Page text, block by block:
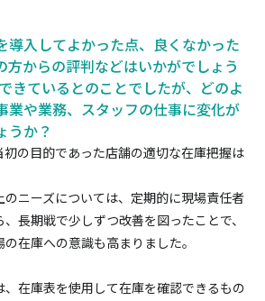
導入してよかった点、良くなかった
方からの評判などはいかがでしょう
きているとのことでしたが、どのよ
業や業務、スタッフの仕事に変化が
うか？
初の目的であった店舗の適切な在庫把握は
ニーズについては、定期的に現場責任者
長期戦で少しずつ改善を図ったことで、
在庫への意識も高まりました。
在庫表を使用して在庫を確認できるもの